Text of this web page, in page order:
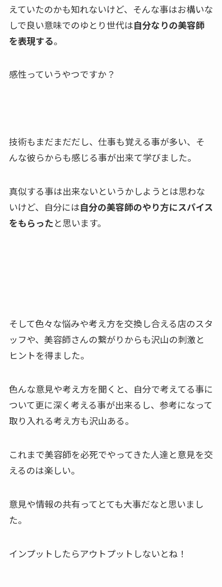
えていたのかも知れないけど、そんな事はお構いな
しで良い意味でのゆとり世代は自分なりの美容師
を表現する。
感性っていうやつですか？
技術もまだまだだし、仕事も覚える事が多い、そ
んな彼らからも感じる事が出来て学びました。
真似する事は出来ないというかしようとは思わな
いけど、自分には自分の美容師のやり方にスパイス
をもらったと思います。
そして色々な悩みや考え方を交換し合える店のスタ
ッフや、美容師さんの繋がりからも沢山の刺激と
ヒントを得ました。
色んな意見や考え方を聞くと、自分で考えてる事に
ついて更に深く考える事が出来るし、参考になって
取り入れる考え方も沢山ある。
これまで美容師を必死でやってきた人達と意見を交
えるのは楽しい。
意見や情報の共有ってとても大事だなと思いまし
た。
インプットしたらアウトプットしないとね！